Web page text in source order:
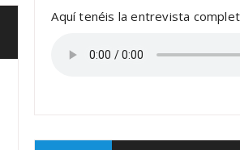
Aquí tenéis la entrevista